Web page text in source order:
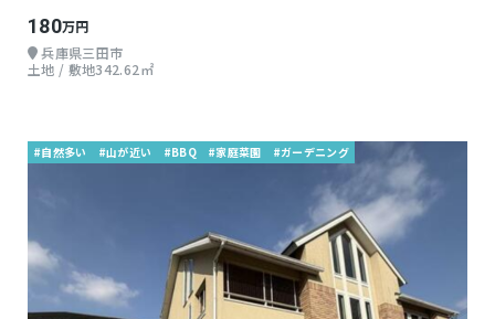
180万円
兵庫県三田市
土地 / 敷地342.62㎡
#自然多い #山が近い #BBQ #家庭菜園 #ガーデニング